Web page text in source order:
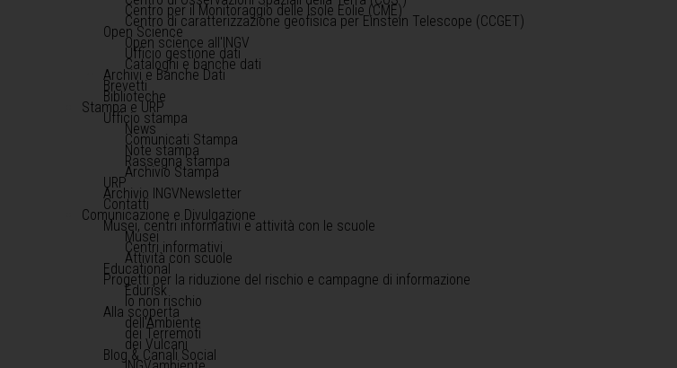
Centro per il Monitoraggio delle Isole Eolie (CME)
Centro di caratterizzazione geofisica per Einstein Telescope (CCGET)
Open Science
Open science all'INGV
Ufficio gestione dati
Cataloghi e banche dati
Archivi e Banche Dati
Brevetti
Biblioteche
Stampa e URP
Ufficio stampa
News
Comunicati Stampa
Note stampa
Rassegna stampa
Archivio Stampa
URP
Archivio INGVNewsletter
Contatti
Comunicazione e Divulgazione
Musei, centri informativi e attività con le scuole
Musei
Centri informativi
Attività con scuole
Educational
Progetti per la riduzione del rischio e campagne di informazione
Edurisk
Io non rischio
Alla scoperta
dell'Ambiente
dei Terremoti
dei Vulcani
Blog & Canali Social